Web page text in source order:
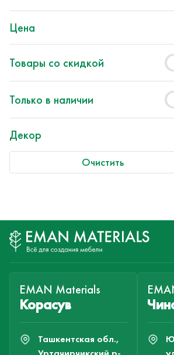
Цена
Товары со скидкой
Только в наличии
Декор
Очистить
EMAN Materials
Корасув
Ташкентская обл.,